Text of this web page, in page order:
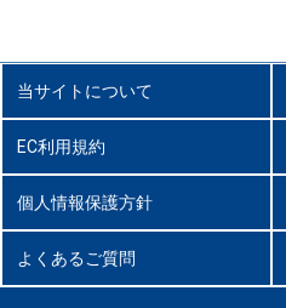
当サイトについて
EC利用規約
個人情報保護方針
よくあるご質問